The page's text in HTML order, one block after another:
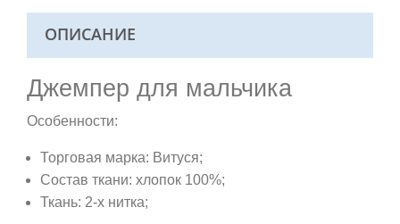
ОПИСАНИЕ
Джемпер для мальчика
Особенности:
Торговая марка: Витуся;
Состав ткани: хлопок 100%;
Ткань: 2-х нитка;